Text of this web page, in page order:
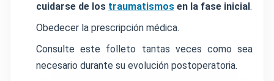
cuidarse de los traumatismos en la fase inicial.
Obedecer la prescripción médica.
Consulte este folleto tantas veces como sea
necesario durante su evolución postoperatoria.